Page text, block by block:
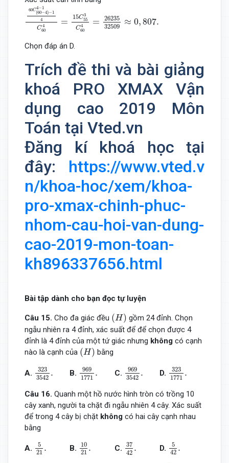
60C
4−1
(60−4)−1
4
C4
60
= 15C3
55
C4
60
=
26235
32509
≈ 0,807.
60C(60 −4)−14 −14C
Chọn đáp án D.
Trích đề thi và bài giảng
khoá PRO XMAX Vận
dụng cao 2019 Môn
Toán tại Vted.vn
Đăng kí khoá học tại
đây: https://www.vted.v
n/khoa-hoc/xem/khoa-
pro-xmax-chinh-phuc-
nhom-cau-hoi-van-dung-
cao-2019-mon-toan-
kh896337656.html
Bài tập dành cho bạn đọc tự luyện
Câu 15. Cho đa giác đều (H)
(H)
gồm 24 đỉnh. Chọn
ngẫu nhiên ra 4 đỉnh, xác suất để để chọn được 4
đỉnh là 4 đỉnh của một tứ giác nhưng không có cạnh
nào là cạnh của (H)
(H) bằng
A.
323
3542 .
323
B.
969
1771 .
969
C.
969
3542 .
969
D.
323
1771 .
323
Câu 16. Quanh một hồ nước hình tròn có trồng 10
cây xanh, người ta chặt đi ngẫu nhiên 4 cây. Xác suất
để trong 4 cây bị chặt không có hai cây cạnh nhau
bằng
A.
5
21 .
521
B.
10
21 .
10
C.
37
42 .
37
D.
5
42 .
542